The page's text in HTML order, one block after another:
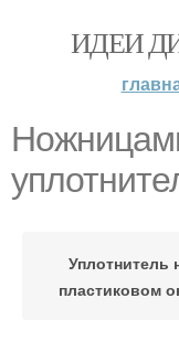
ИДЕИ
Уплотнитель
пластиковом